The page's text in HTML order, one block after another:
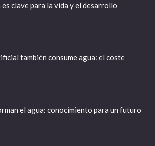
clave para la vida y el desarrollo
también consume agua: el coste
el agua: conocimiento para un futuro